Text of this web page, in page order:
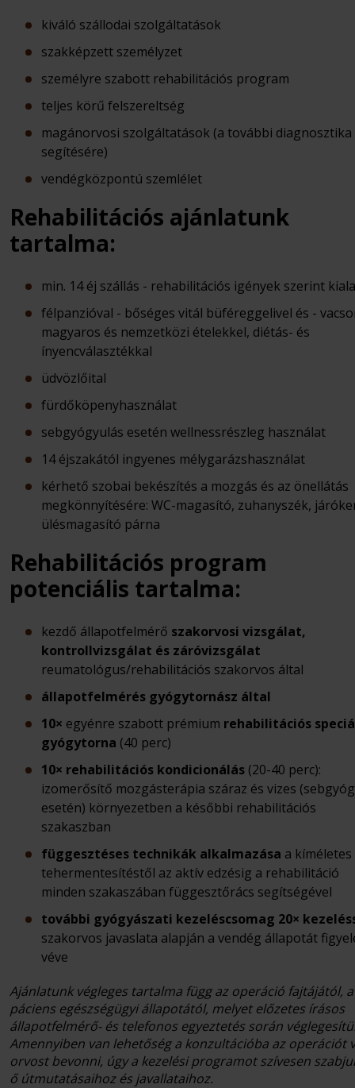
kiváló szállodai szolgáltatások
szakképzett személyzet
személyre szabott rehabilitációs program
teljes körű felszereltség
magánorvosi szolgáltatások (a további diagnosztika
segítésére)
vendégközpontú szemlélet
Rehabilitációs ajánlatunk
tartalma:
min. 14 éj szállás - rehabilitációs igények szerint
félpanzióval - bőséges vitál büféreggelivel és -
magyaros és nemzetközi ételekkel, diétás- és
ínyencválasztékkal
üdvözlőital
fürdőköpenyhasználat
sebgyógyulás esetén wellnessrészleg használat
14 éjszakától ingyenes mélygarázshasználat
kérhető szobai bekészítés a mozgás és az önellátás
megkönnyítésére: WC-magasító, zuhanyszék,
ülésmagasító párna
Rehabilitációs program
potenciális tartalma:
kezdő állapotfelmérő szakorvosi vizsgálat,
kontrollvizsgálat és záróvizsgálat
reumatológus/rehabilitációs szakorvos által
állapotfelmérés gyógytornász által
10× egyénre szabott prémium rehabilitációs
gyógytorna (40 perc)
10× rehabilitációs kondicionálás (20-40 perc):
izomerősítő mozgásterápia száraz és vizes
esetén) környezetben a későbbi rehabilitációs
szakaszban
függesztéses technikák alkalmazása a kíméletes
tehermentesítéstől az aktív edzésig a rehabilitáció
minden szakaszában függesztőrács segítségével
további gyógyászati kezeléscsomag 20×
szakorvos javaslata alapján a vendég állapotát
véve
Ajánlatunk végleges tartalma függ az operáció fajtájától, a
páciens egészségügyi állapotától, melyet előzetes írásos
állapotfelmérő- és telefonos egyeztetés során
Amennyiben van lehetőség a konzultációba az operációt
orvost bevonni, úgy a kezelési programot szívesen
ő útmutatásaihoz és javallataihoz.